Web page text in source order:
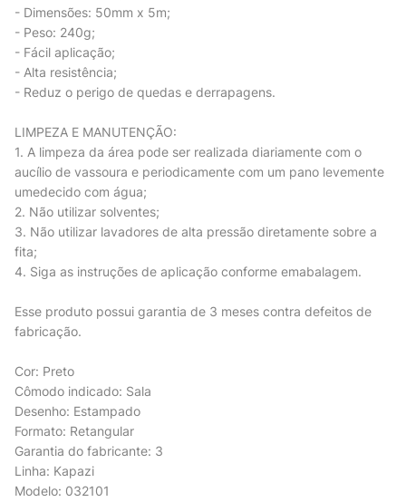
- Dimensões: 50mm x 5m;
- Peso: 240g;
- Fácil aplicação;
- Alta resistência;
- Reduz o perigo de quedas e derrapagens.
LIMPEZA E MANUTENÇÃO:
1. A limpeza da área pode ser realizada diariamente com o
aucílio de vassoura e periodicamente com um pano levemente
umedecido com água;
2. Não utilizar solventes;
3. Não utilizar lavadores de alta pressão diretamente sobre a
fita;
4. Siga as instruções de aplicação conforme emabalagem.
Esse produto possui garantia de 3 meses contra defeitos de
fabricação.
Cor: Preto
Cômodo indicado: Sala
Desenho: Estampado
Formato: Retangular
Garantia do fabricante: 3
Linha: Kapazi
Modelo: 032101